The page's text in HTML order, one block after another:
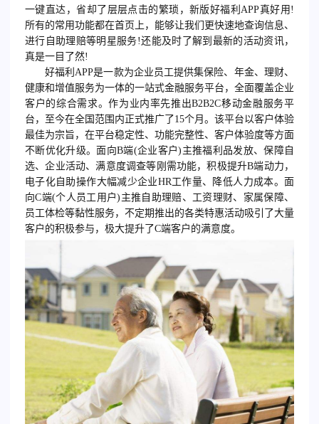
一键直达，省却了层层点击的繁琐，新版好福利APP真好用!
所有的常用功能都在首页上，能够让我们更快速地查询信息、
进行自助理赔等明星服务!还能及时了解到最新的活动资讯，
真是一目了然!
好福利APP是一款为企业员工提供集保险、年金、理财、
健康和增值服务为一体的一站式金融服务平台，全面覆盖企业
客户的综合需求。作为业内率先推出B2B2C移动金融服务平
台，至今在全国范围内正式推广了15个月。该平台以客户体验
最佳为宗旨，在平台稳定性、功能完整性、客户体验度等方面
不断优化升级。面向B端(企业客户)主推福利品发放、保障自
选、企业活动、满意度调查等刚需功能，积极提升B端动力，
电子化自助操作大幅减少企业HR工作量、降低人力成本。面
向C端(个人员工用户)主推自助理赔、工资理财、家属保障、
员工体检等黏性服务，不定期推出的各类特惠活动吸引了大量
客户的积极参与，极大提升了C端客户的满意度。